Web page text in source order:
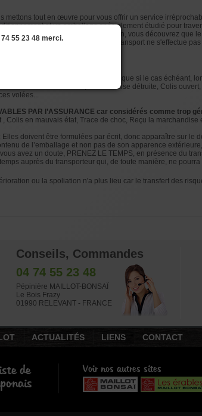
mettons tout en œuvre pour vous offrir un service
et un emballage spécialement étudié pour
transport (au moment de la livraison, vous découvrez que
à la plupart de nos confrères, le transport ne s'effectue
la casse et le vol ne peut avoir lieu que si le cas échéant,
du livreur : Colis écrasé, marchandise détruite, Colis
volées...
PAR l’ASSURANCE car considérés comme trop
en mauvais état, Trace de choc, Reçu la marchandise
doivent être formulées par écrit, donc apparaître sur le
de l’emballage et non pas de son apparence
avez un doute, PRENEZ LE TEMPS, en présence du
auprès du transporteur qui, de toute manière, ne
ou la spoliation n'a plus lieu car le transfert des
Conseils, Commandes
04 74 55 23 48
Pépinière MAILLOT-BONSAÏ
Le Bois Frazy
01990 RELEVANT - FRANCE
ACTUALITÉS LIENS CONTACT
de
Voir nos autres sites
55 23 48 merci.